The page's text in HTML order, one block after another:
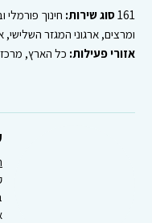
161סוג שירות: חינוך פורמלי
ומרצים, ארגוני המגזר
אזורי פעילות: כל הארץ, מרכז